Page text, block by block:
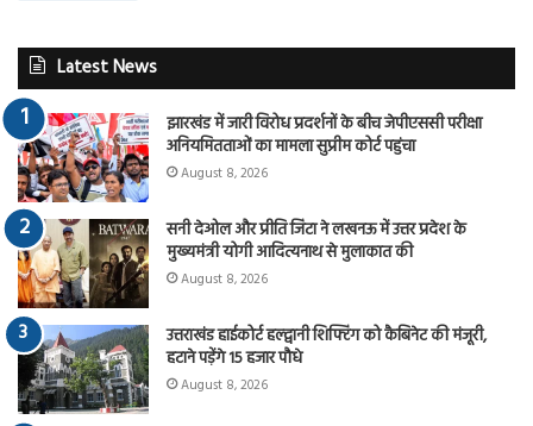
Latest News
झारखंड में जारी विरोध प्रदर्शनों के बीच जेपीएससी परीक्षा
अनियमितताओं का मामला सुप्रीम कोर्ट पहुंचा
August 8, 2026
सनी देओल और प्रीति जिंटा ने लखनऊ में उत्तर प्रदेश के
मुख्यमंत्री योगी आदित्यनाथ से मुलाकात की
August 8, 2026
उत्तराखंड हाईकोर्ट हल्द्वानी शिफ्टिंग को कैबिनेट की मंजूरी,
हटाने पड़ेंगे 15 हजार पौधे
August 8, 2026